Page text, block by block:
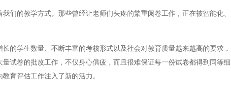
的教学方式。那些曾经让老师们头疼的繁重阅卷工作，正在被智能化、
学生数量、不断丰富的考核形式以及社会对教育质量越来越高的要求，
试卷的批改工作，不仅身心俱疲，而且很难保证每一份试卷都得到同等细
育评估工作注入了新的活力。